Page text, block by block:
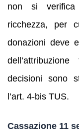
non si verifica
ricchezza, per
donazioni deve
decisioni sono
l’art. 4‑bis TUS.
Cassazione 11